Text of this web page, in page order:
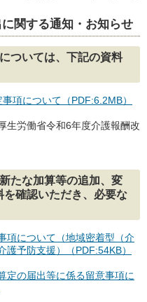
関する通知・お知らせ
ついては、下記の資料
項について（PDF:6.2MB）
生労働省令和6年度介護報酬改
たな加算等の追加、変
確認いただき、必要な
項について（地域密着型（介
予防支援）（PDF:54KB）
定の届出等に係る留意事項に